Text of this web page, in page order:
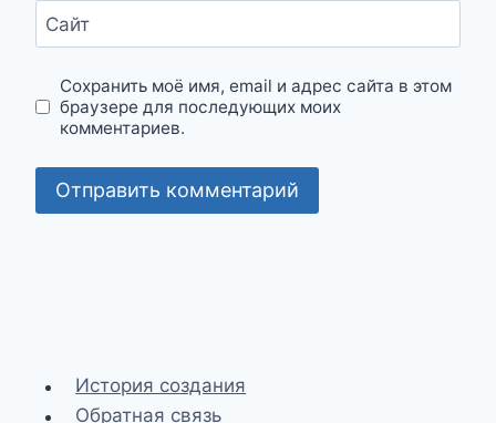
Сайт
Сохранить моё имя, email и адрес сайта в этом
браузере для последующих моих
комментариев.
История создания
Обратная связь